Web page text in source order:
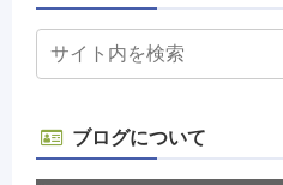
ブログについて